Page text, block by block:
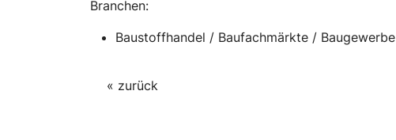
Branchen:
Baustoffhandel / Baufachmärkte / Baugewerbe
« zurück